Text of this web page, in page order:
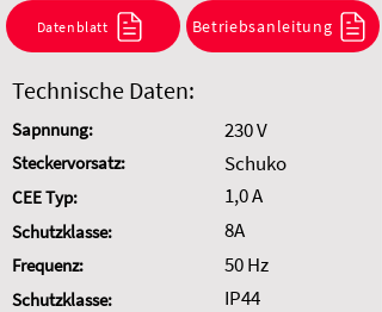
Kombination anzufragen.
Datenblatt Betriebsanleitung
Technische Daten:
Sapnnung:
Steckervorsatz:
CEE Typ:
Schutzklasse:
Frequenz:
Schutzklasse:
230 V
Schuko
1,0 A
8A
50 Hz
IP44